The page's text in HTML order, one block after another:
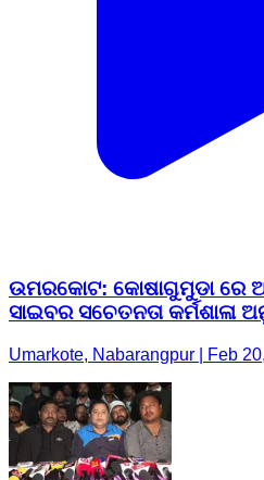
ଉମରକୋଟ: କୋଷାଗୁମୁଡା ରେ
ସାଇବର ସଚେତନତା କର୍ମଶାଳା
Umarkote, Nabarangpur | Feb